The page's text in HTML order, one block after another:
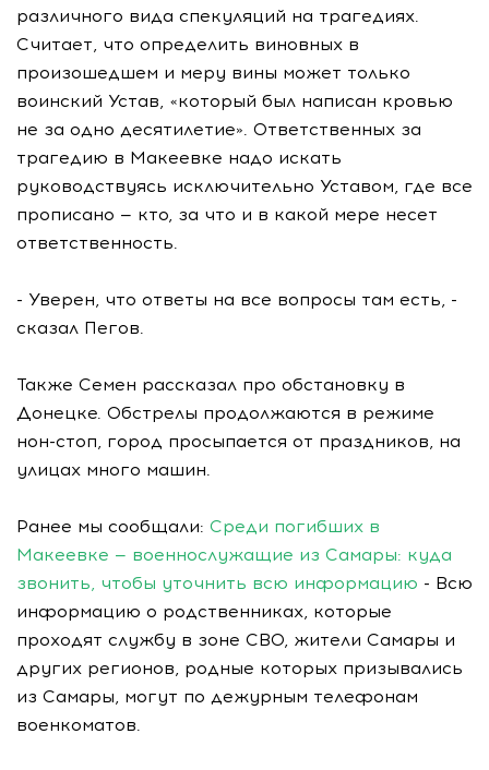
различного вида спекуляций на трагедиях.
Считает, что определить виновных в
произошедшем и меру вины может только
воинский Устав, «который был написан кровью
не за одно десятилетие». Ответственных за
трагедию в Макеевке надо искать
руководствуясь исключительно Уставом, где все
прописано — кто, за что и в какой мере несет
ответственность.
- Уверен, что ответы на все вопросы там есть, -
сказал Пегов.
Также Семен рассказал про обстановку в
Донецке. Обстрелы продолжаются в режиме
нон-стоп, город просыпается от праздников, на
улицах много машин.
Ранее мы сообщали: Среди погибших в
Макеевке — военнослужащие из Самары: куда
звонить, чтобы уточнить всю информацию - Всю
информацию о родственниках, которые
проходят службу в зоне СВО, жители Самары и
других регионов, родные которых призывались
из Самары, могут по дежурным телефонам
военкоматов.